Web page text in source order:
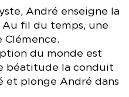
André enseigne la
Au fil du temps, une
Clémence.
du monde est
béatitude la conduit
et plonge André dans